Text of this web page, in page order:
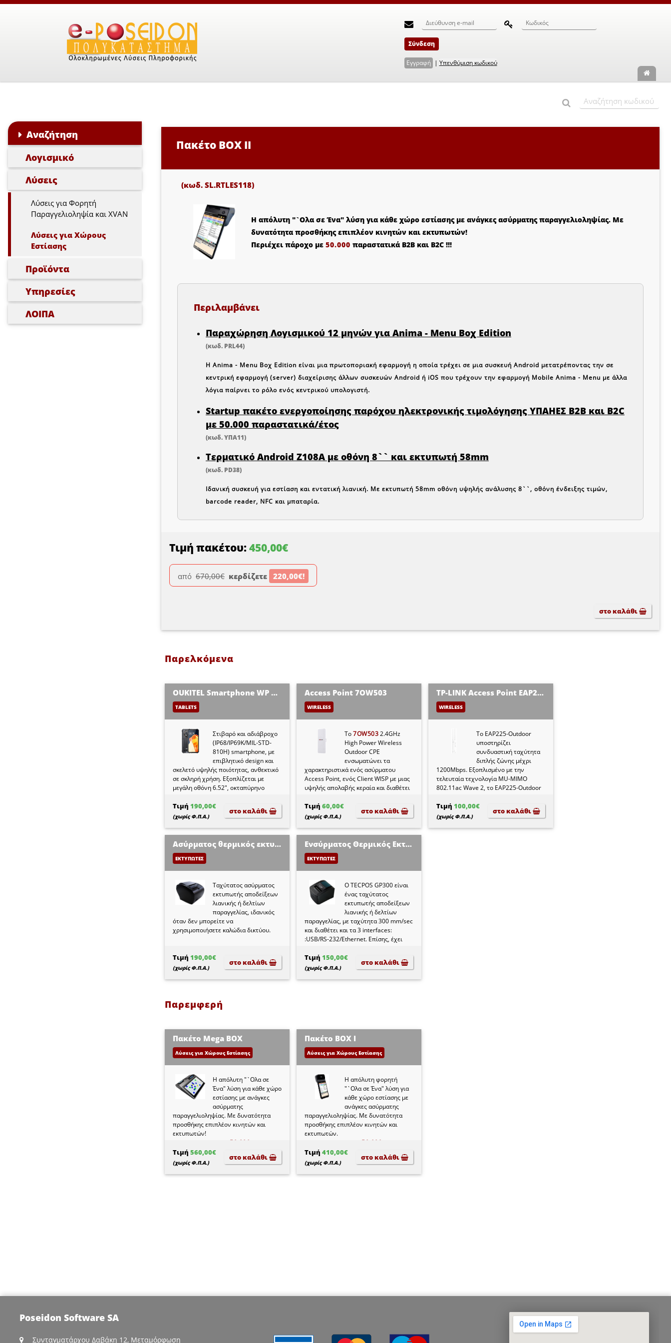
Σύνδεση
Εγγραφή | Υπενθύμιση κωδικού
Αναζήτηση
Λογισμικό
Λύσεις
Λύσεις για Φορητή
Παραγγελιοληψία και XVAN
Λύσεις για Χώρους
Εστίασης
Προϊόντα
Υπηρεσίες
ΛΟΙΠΑ
Πακέτο BOX ΙI
(κωδ. SL.RTLES118)
Η απόλυτη "`Ολα σε Ένα" λύση για κάθε χώρο εστίασης με ανάγκες ασύρματης παραγγελιοληψίας. Με
δυνατότητα προσθήκης επιπλέον κινητών και εκτυπωτών!
Περιέχει πάροχο με50.000 παραστατικά Β2Β και Β2C !!!
Περιλαμβάνει
Παραχώρηση Λογισμικού 12 μηνών για Anima - Menu Βοχ Edition
(κωδ. PRL44)
Η Anima - Menu Βοχ Edition είναι μια πρωτοποριακή εφαρμογή η οποία τρέχει σε μια συσκευή Android μετατρέποντας την σε
κεντρική εφαρμογή (server) διαχείρισης άλλων συσκευών Android ή iOS που τρέχουν την εφαρμογή Mobile Anima - Menu με άλλα
λόγια παίρνει το ρόλο ενός κεντρικού υπολογιστή.
Startup πακέτο ενεργοποίησης παρόχου ηλεκτρονικής τιμολόγησης ΥΠΑΗΕΣ Β2Β και B2C
με 50.000 παραστατικά/έτος
(κωδ. ΥΠΑ11)
Τερματικό Android Z108A με οθόνη 8`` και εκτυπωτή 58mm
(κωδ. PD38)
Ιδανική συσκευή για εστίαση και εντατική λιανική. Mε εκτυπωτή 58mm οθόνη υψηλής ανάλυσης 8``, οθόνη ένδειξης τιμών,
barcode reader, NFC και μπαταρία.
Τιμή πακέτου: 450,00€
από 670,00€ κερδίζετε 220,00€!
στο καλάθι
Παρελκόμενα
OUKITEL Smartphone WP Series
TABLETS
Στιβαρό και αδιάβροχο
(IP68/IP69K/MIL-STD-
810H) smartphone, με
επιβλητικό design και
σκελετό υψηλής ποιότητας, ανθεκτικό
σε σκληρή χρήση. Εξοπλίζεται με
μεγάλη οθόνη 6.52", οκταπύρηνο
μνήμη RAM και 64GB αποθηκευτικό
χώρο, με δυνατότητα επέκτασης έως
Τιμή 190,00€
(χωρίς Φ.Π.Α.)
στο καλάθι
Αccess Point 7OW503
WIRELESS
Το7OW5032.4GHz
High Power Wireless
Outdoor CPE
ενσωματώνει τα
χαρακτηριστικά ενός ασύρματου
Access Point, ενός Client WISP με μιας
υψηλής απολαβής κεραία και διαθέτει
12dBi υψηλής απολαβής, υψηλή ισχύ
εξόδου και υψηλή ευαισθησία RX
μια πιο σταθερή ασύρματη σύνδεση.
Τιμή 60,00€
(χωρίς Φ.Π.Α.)
στο καλάθι
TP-LINK Access Point EAP225-OUTDOOR, AC1200 MU-MIMO, Ver. 3.0
WIRELESS
Το EAP225-Outdoor
υποστηρίζει
συνδυαστική ταχύτητα
διπλής ζώνης μέχρι
1200Mbps. Εξοπλισμένο με την
τελευταία τεχνολογία MU-MIMO
802.11ac Wave 2, το EAP225-Outdoor
πολλούς πελάτες, γεγονός που το
καθιστά ιδανικό για περιβάλλον
Τιμή 100,00€
(χωρίς Φ.Π.Α.)
στο καλάθι
Ασύρματος θερμικός εκτυπωτής OCP-806
ΕΚΤΥΠΩΤΕΣ
Ταχύτατος ασύρματος
εκτυπωτής αποδείξεων
λιανικής ή δελτίων
παραγγελίας, ιδανικός
όταν δεν μπορείτε να
χρησιμοποιήσετε καλώδια δικτύου.
Τιμή 190,00€
(χωρίς Φ.Π.Α.)
στο καλάθι
Ενσύρματος Θερμικός Εκτυπωτής TECPOS GP300
ΕΚΤΥΠΩΤΕΣ
Ο TECPOS GP300 είναι
ένας ταχύτατος
εκτυπωτής αποδείξεων
λιανικής ή δελτίων
παραγγελίας, με ταχύτητα 300 mm/sec
και διαθέτει και τα 3 interfaces:
:USB/RS-232/Ethernet. Επίσης, έχει
κουζίνα.
Τιμή 150,00€
(χωρίς Φ.Π.Α.)
στο καλάθι
Παρεμφερή
Πακέτο Mega BOX
Λύσεις για Χώρους Εστίασης
Η απόλυτη "`Ολα σε
Ένα" λύση για κάθε χώρο
εστίασης με ανάγκες
ασύρματης
παραγγελιοληψίας. Με δυνατότητα
προσθήκης επιπλέον κινητών και
εκτυπωτών!
50.000
παραστατικά Β2Β και Β2C !!!
Τιμή 560,00€
(χωρίς Φ.Π.Α.)
στο καλάθι
Πακέτο BOX Ι
Λύσεις για Χώρους Εστίασης
Η απόλυτη φορητή
"`Ολα σε Ένα" λύση για
κάθε χώρο εστίασης με
ανάγκες ασύρματης
παραγγελιοληψίας. Με δυνατότητα
προσθήκης επιπλέον κινητών και
εκτυπωτών.
50.000
παραστατικά Β2Β και Β2C !!!
Τιμή 410,00€
(χωρίς Φ.Π.Α.)
στο καλάθι
Poseidon Software SA
Συνταγματάρχου Δαβάκη 12, Μεταμόρφωση